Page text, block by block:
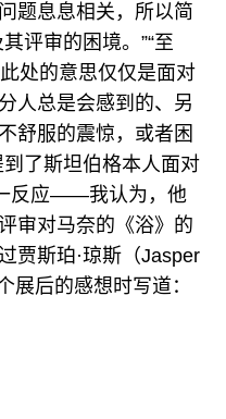
题息息相关，所以简
评审的困境。”“至
此处的意思仅仅是面对
人总是会感到的、另
舒服的震惊，或者困
了斯坦伯格本人面对
反应——我认为，他
审对马奈的《浴》的
贾斯珀·琼斯（Jasper
展后的感想时写道：